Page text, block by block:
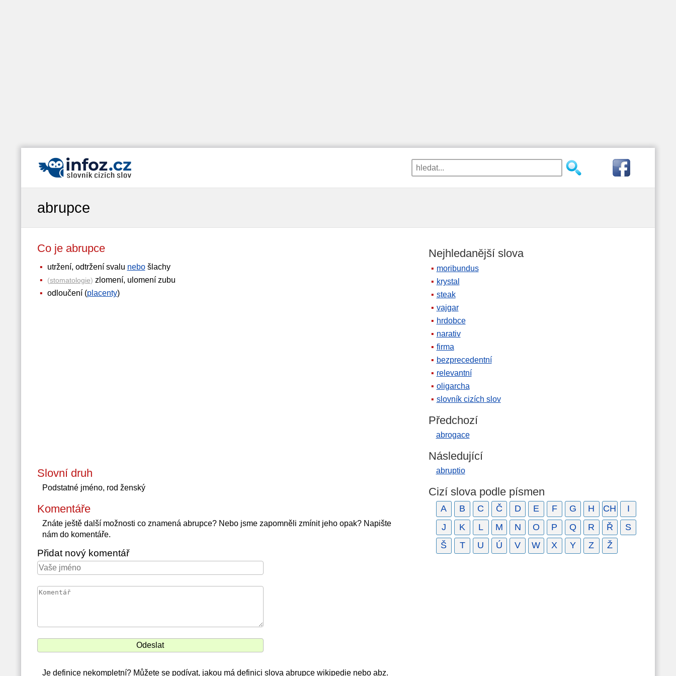
abrupce
Co je abrupce
utržení, odtržení svalu nebošlachy
(stomatologie) zlomení, ulomení zubu
odloučení (placenty)
Slovní druh
Podstatné jméno, rod ženský
Komentáře
Znáte ještě další možnosti co znamená abrupce? Nebo jsme zapomněli zmínit jeho opak? Napište
nám do komentáře.
Přidat nový komentář
Je definice nekompletní? Můžete se podívat, jakou má definici slova abrupce wikipedie nebo abz.
Nejhledanější slova
moribundus
krystal
steak
vajgar
hrdobce
narativ
firma
bezprecedentní
relevantní
oligarcha
slovník cizích slov
Předchozí
abrogace
Následující
abruptio
Cizí slova podle písmen
A B C Č D E F G H CH
I
J
K L M N O P Q R Ř
S
Š
T U Ú V W X Y Z Ž